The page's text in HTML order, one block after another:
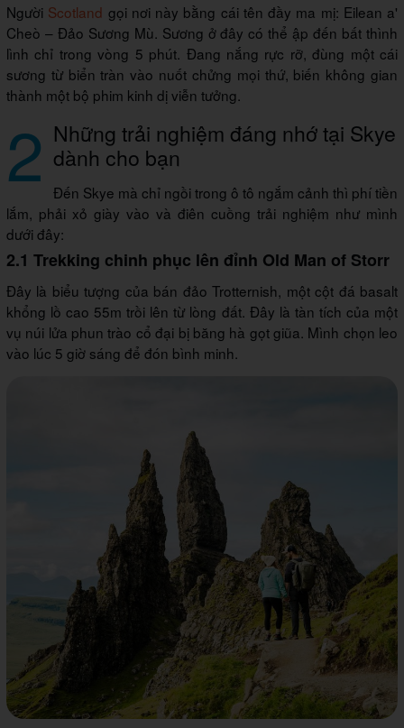
Người Scotland gọi nơi này bằng cái tên đầy ma mị: Eilean a'
Cheò – Đảo Sương Mù. Sương ở đây có thể ập đến bất thình
lình chỉ trong vòng 5 phút. Đang nắng rực rỡ, đùng một cái
sương từ biển tràn vào nuốt chửng mọi thứ, biến không gian
thành một bộ phim kinh dị viễn tưởng.
2 Những trải nghiệm đáng nhớ tại Skye
dành cho bạn
Đến Skye mà chỉ ngồi trong ô tô ngắm cảnh thì phí tiền
lắm, phải xỏ giày vào và điên cuồng trải nghiệm như mình
dưới đây:
2.1 Trekking chinh phục lên đỉnh Old Man of Storr
Đây là biểu tượng của bán đảo Trotternish, một cột đá basalt
khổng lồ cao 55m trồi lên từ lòng đất. Đây là tàn tích của một
vụ núi lửa phun trào cổ đại bị băng hà gọt giũa. Mình chọn leo
vào lúc 5 giờ sáng để đón bình minh.